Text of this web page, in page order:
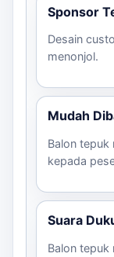
Sponsor
Desain
menonjol.
Mudah
Balon tepuk
kepada
Suara
Balon tepuk